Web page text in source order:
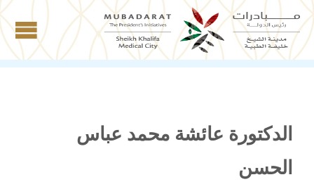
الدكتورة عائشة محمد عباس
الحسن